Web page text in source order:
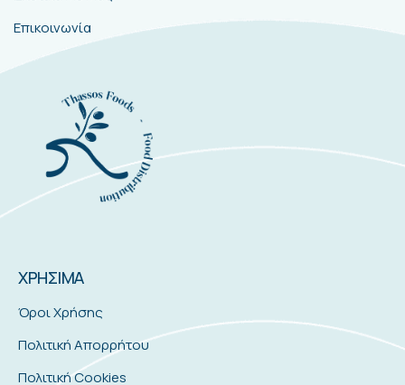
Επικοινωνία
ΧΡΗΣΙΜΑ
Όροι Χρήσης
Πολιτική Απορρήτου
Πολιτική Cookies